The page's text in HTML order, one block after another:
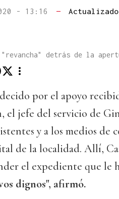
- 13:16 —
detrás de la
por el apoyo
el jefe del servicio de
y a los medios de
de la localidad. Allí,
el expediente que le
dignos", afirmó.